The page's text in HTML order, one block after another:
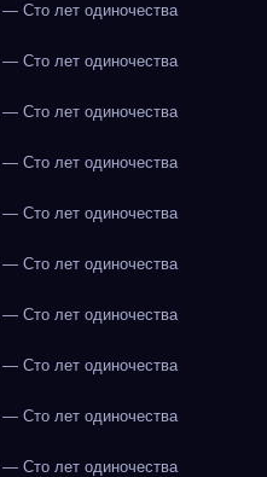
Сто лет одиночества
Сто лет одиночества
Сто лет одиночества
Сто лет одиночества
Сто лет одиночества
Сто лет одиночества
Сто лет одиночества
Сто лет одиночества
Сто лет одиночества
Сто лет одиночества